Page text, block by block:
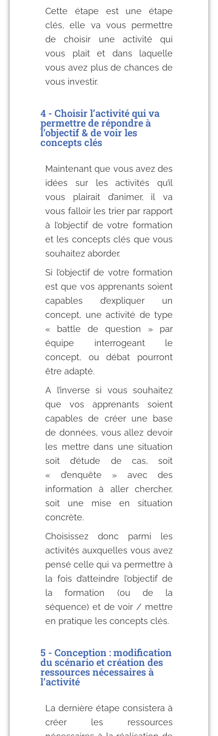
Cette étape est une étape
clés, elle va vous permettre
de choisir une activité qui
vous plait et dans laquelle
vous avez plus de chances de
vous investir.
4 - Choisir l’activité qui va
permettre de répondre à
l’objectif & de voir les
concepts clés
Maintenant que vous avez des
idées sur les activités qu’il
vous plairait d’animer, il va
vous falloir les trier par rapport
à l’objectif de votre formation
et les concepts clés que vous
souhaitez aborder.
Si l’objectif de votre formation
est que vos apprenants soient
capables d’expliquer un
concept, une activité de type
« battle de question » par
équipe interrogeant le
concept, ou débat pourront
être adapté.
A l’inverse si vous souhaitez
que vos apprenants soient
capables de créer une base
de données, vous allez devoir
les mettre dans une situation
soit d’étude de cas, soit
« d’enquête » avec des
information à aller chercher,
soit une mise en situation
concrète.
Choisissez donc parmi les
activités auxquelles vous avez
pensé celle qui va permettre à
la fois d’atteindre l’objectif de
la formation (ou de la
séquence) et de voir / mettre
en pratique les concepts clés.
5 - Conception : modification
du scénario et création des
ressources nécessaires à
l’activité
La dernière étape consistera à
créer les ressources